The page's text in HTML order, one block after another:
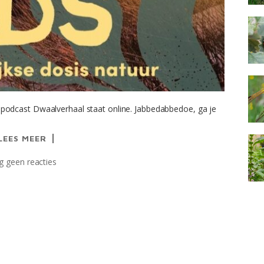
Dwaalverhaal staat online. Jabbedabbedoe, ga je
MEER
geen reacties